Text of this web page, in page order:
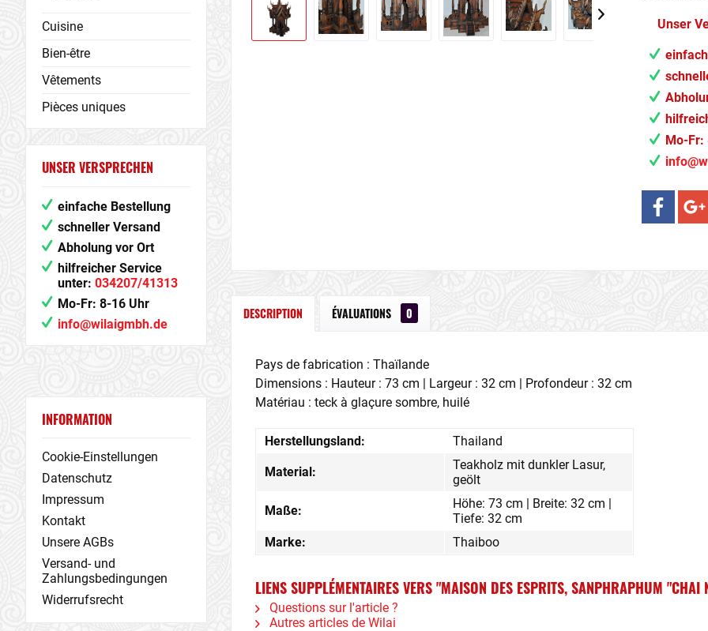
Cuisine
Bien-être
Vêtements
Pièces uniques
UNSER VERSPRECHEN
einfache Bestellung
schneller Versand
Abholung vor Ort
hilfreicher Service
unter: 034207/41313
Mo-Fr: 8-16 Uhr
info@wilaigmbh.de
INFORMATION
Cookie-Einstellungen
Datenschutz
Impressum
Kontakt
Unsere AGBs
Versand- und
Zahlungsbedingungen
Widerrufsrecht
Unser
Mo-Fr:
DESCRIPTION ÉVALUATIONS 0
Pays de fabrication : Thaïlande
Dimensions : Hauteur : 73 cm | Largeur : 32 cm | Profondeur : 32 cm
Matériau : teck à glaçure sombre, huilé
Herstellungsland: Thailand
Material:
Teakholz mit dunkler Lasur,
geölt
Maße:
Höhe: 73 cm | Breite: 32 cm |
Tiefe: 32 cm
Marke:
Thaiboo
LIENS SUPPLÉMENTAIRES VERS "MAISON DES ESPRITS, SANPHRAPHUM "CHAI
Questions sur l'article ?
Autres articles de Wilai